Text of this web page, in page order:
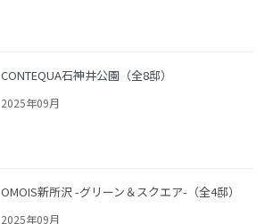
CONTEQUA石神井公園（全8邸）
2025年09月
OMOIS新所沢 -グリーン＆スクエア-（全4邸）
2025年09月